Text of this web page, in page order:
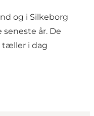
og i Silkeborg
år. De
tæller i dag